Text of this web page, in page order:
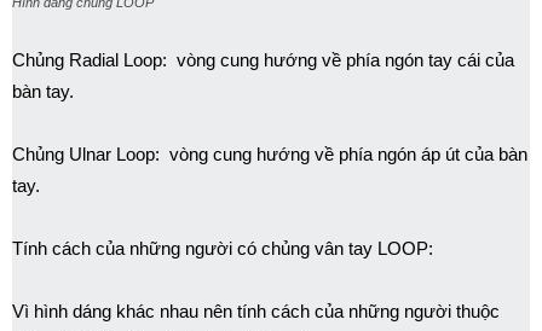
Chủng Radial Loop: vòng cung hướng về phía ngón tay cái của
bàn tay.
Chủng Ulnar Loop: vòng cung hướng về phía ngón áp út của bàn
tay.
Tính cách của những người có chủng vân tay LOOP:
Vì hình dáng khác nhau nên tính cách của những người thuộc